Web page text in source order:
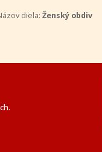
diela: Ženský obdiv